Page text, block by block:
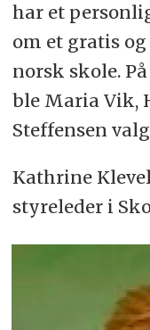
har et
om et gratis
norsk skole.
ble Maria Vik,
Steffensen
Kathrine
styreleder i